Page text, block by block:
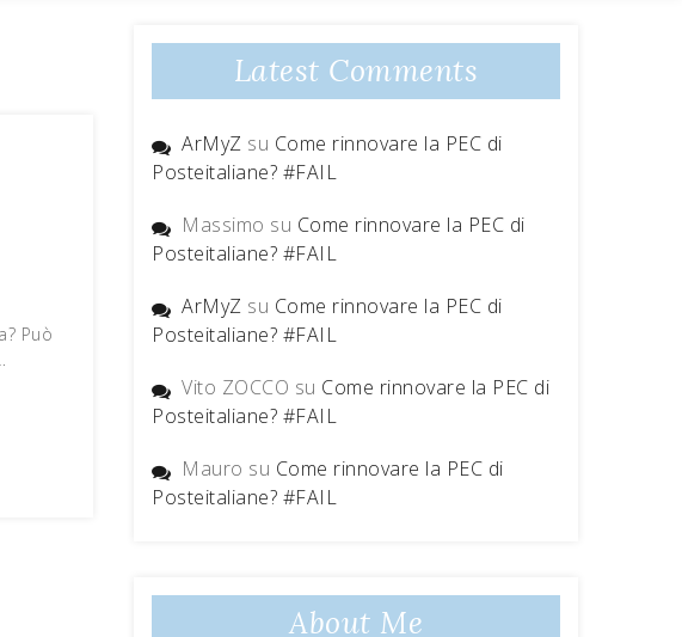
Può
Latest Comments
ArMyZ su Come rinnovare la PEC di
Posteitaliane? #FAIL
Massimo su Come rinnovare la PEC di
Posteitaliane? #FAIL
ArMyZ su Come rinnovare la PEC di
Posteitaliane? #FAIL
Vito ZOCCO su Come rinnovare la PEC di
Posteitaliane? #FAIL
Mauro su Come rinnovare la PEC di
Posteitaliane? #FAIL
About Me